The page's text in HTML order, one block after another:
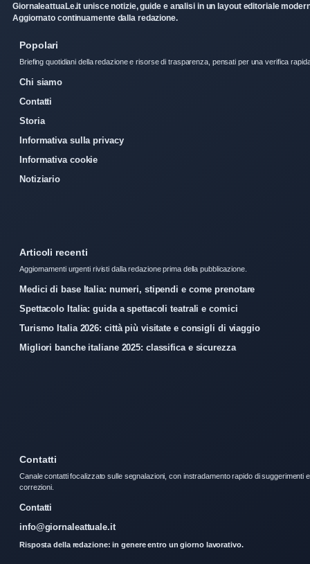
GiornaleattuaLe.it unisce notizie, guide e analisi in un layout editoriale
Aggiornato continuamente dalla redazione.
Popolari
Briefing quotidiani della redazione e risorse di trasparenza, pensati per una verifica
Chi siamo
Contatti
Storia
Informativa sulla privacy
Informativa cookie
Notiziario
Articoli recenti
Aggiornamenti urgenti rivisti dalla redazione prima della pubblicazione.
Medici di base Italia: numeri, stipendi e come prenotare
Spettacolo Italia: guida a spettacoli teatrali e comici
Turismo Italia 2026: città più visitate e consigli di viaggio
Migliori banche italiane 2025: classifica e sicurezza
Contatti
Canale contatti focalizzato sulle segnalazioni, con instradamento rapido di suggerimenti e
correzioni.
Contatti
info@giornaleattuale.it
Risposta della redazione: in genere entro un giorno lavorativo.